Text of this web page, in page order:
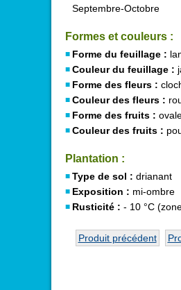
Septembre-Octobre
Formes et couleurs :
Forme du feuillage :
Couleur du feuillage :
Forme des fleurs :
Couleur des fleurs :
Forme des fruits :
Couleur des fruits :
Plantation :
Type de sol : drianant
Exposition : mi-ombre
Rusticité : - 10 °C
Produit précédent